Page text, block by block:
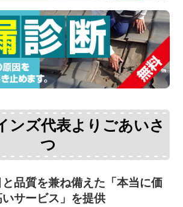
ンズ代表よりごあいさ
つ
と品質を兼ね備えた 「本当に価
サービス」を提供